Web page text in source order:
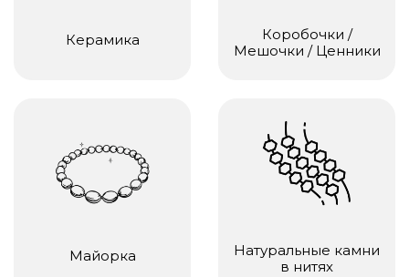
Керамика
Коробочки /
Мешочки / Ценники
Майорка
Натуральные камни
в нитях